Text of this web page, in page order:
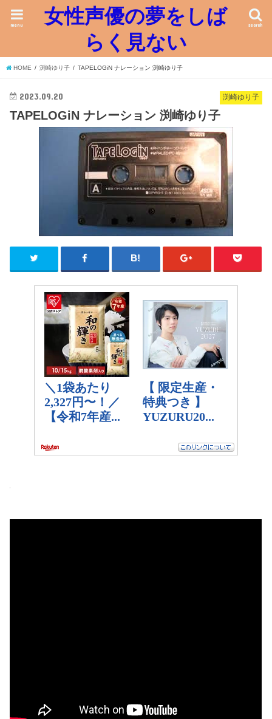
女性声優の夢をしば
らく見ない
search
menu
HOME 渕崎ゆり子 TAPELOGiN ナレーション 渕崎ゆり子
渕崎ゆり子
2023.09.20
TAPELOGiN ナレーション 渕崎ゆり子